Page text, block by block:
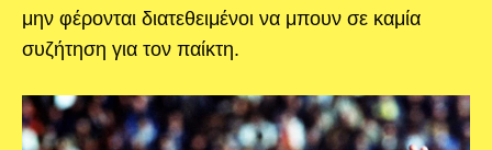
μην φέρονται διατεθειμένοι να μπουν σε καμία
συζήτηση για τον παίκτη.